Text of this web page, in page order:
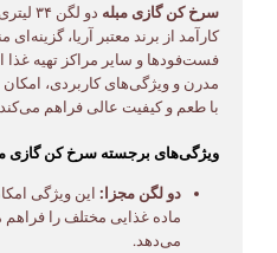
سرخ کن گازی مبله
دو لگن
کارآمد از برند معتبر آریا،
فست‌فودها و سایر مراکز تهیه
مدرن و ویژگی‌های کاربردی،
با طعم و کیفیت عالی فراهم
ویژگی‌های برجسته سرخ کن گازی مبله دو لگن
دو لگن مجزا: این ویژگی
ماده غذایی مختلف را
می‌دهد.